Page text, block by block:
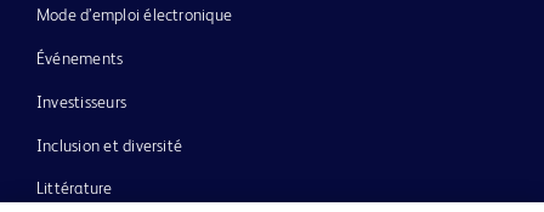
Mode d’emploi électronique
Événements
Investisseurs
Inclusion et diversité
Littérature